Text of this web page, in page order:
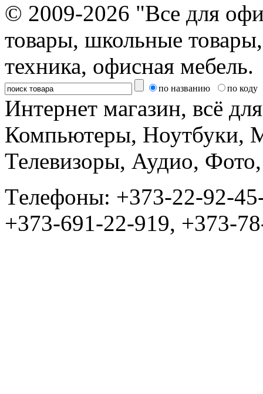
© 2009-2026 "Все для
товары, школьные
техника, офисная мебель.
по названию по коду
Интернет магазин, всё
Компьютеры, Ноутбуки,
Телевизоры, Аудио,
Tелефоны: +373-22-92-
+373-691-22-919, +373-